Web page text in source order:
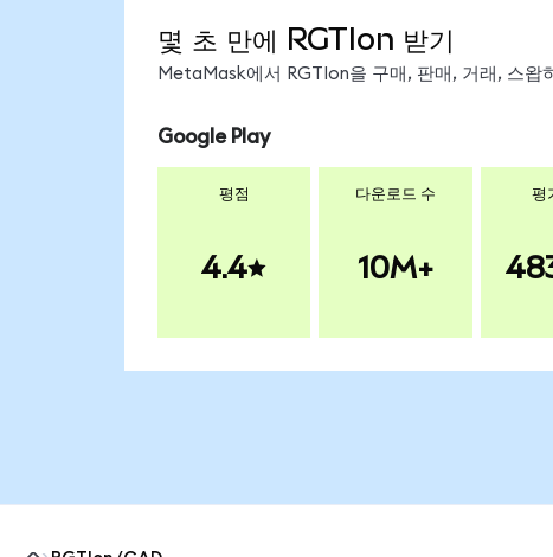
몇 초 만에 RGTIon 받기
MetaMask에서 RGTIon을 구매, 판매, 거래, 스왑
Google Play
평점
4.4
다운로드 수
10M+
평